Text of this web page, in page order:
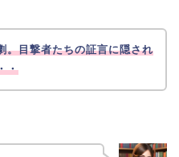
。目撃者たちの証言に隠され
・